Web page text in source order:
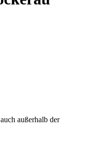
außerhalb der